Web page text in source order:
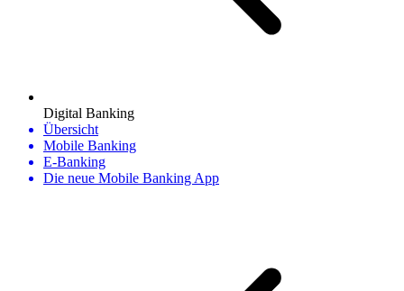
Digital Banking
Übersicht
Mobile Banking
E-Banking
Die neue Mobile Banking App